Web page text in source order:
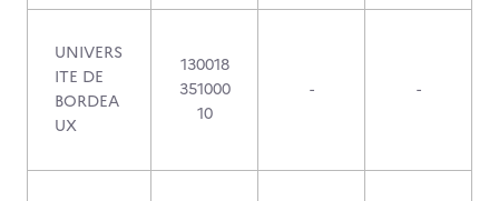
UNIVERS
ITE DE
BORDEA
UX
130018
351000
10
- -